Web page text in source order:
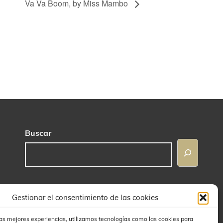
Gestionar el consentimiento de las cookies
mejores experiencias, utilizamos tecnologías como las cookies para
Va Va Boom, by Miss Mambo
Buscar